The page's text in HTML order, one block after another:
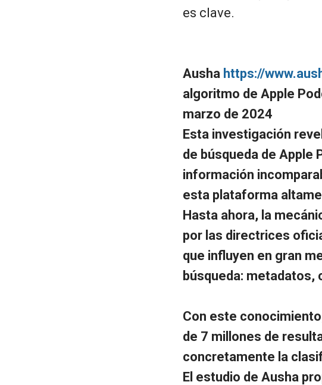
es clave.
Ausha https://
algoritmo de Apple
marzo de 2024
Esta investigación
de búsqueda de Apple
información
esta plataforma
Hasta ahora, la
por las directrices
que influyen en gran
búsqueda: metadatos,
Con este
de 7 millones de
concretamente la
El estudio de Ausha